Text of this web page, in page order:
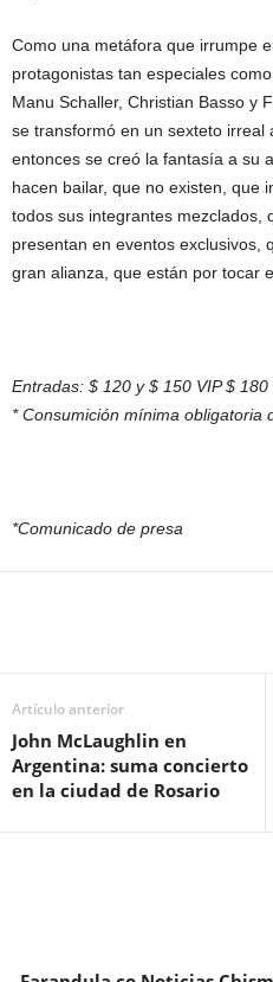
Como una metáfora que irrumpe
protagonistas tan especiales
Manu Schaller, Christian Basso y
se transformó en un sexteto irreal
entonces se creó la fantasía a su
hacen bailar, que no existen, que
todos sus integrantes mezclados,
presentan en eventos exclusivos,
gran alianza, que están por tocar
Entradas: $ 120 y $ 150 VIP $ 180
* Consumición mínima obligatoria
*Comunicado de presa
Artículo anterior
John McLaughlin en
Argentina: suma concierto
en la ciudad de Rosario